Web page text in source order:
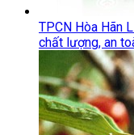
TPCN Hòa Hãn
chất lượng, an